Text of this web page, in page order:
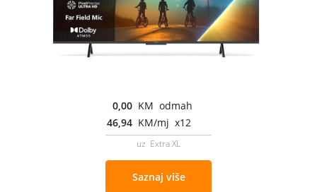
0,00 KM odmah
46,94 KM/mj x12
uz Extra XL
Saznaj više